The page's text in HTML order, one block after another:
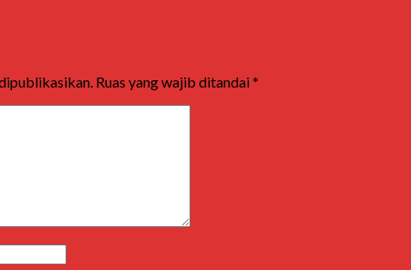
Ruas yang wajib ditandai*